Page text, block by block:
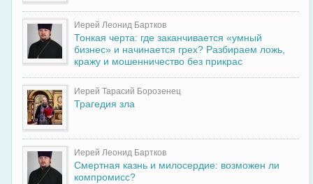
Иерей Леонид Бартков
Тонкая черта: где заканчивается «умный
бизнес» и начинается грех? Разбираем ложь,
кражу и мошенничество без прикрас
Иерей Тарасий Борозенец
Трагедия зла
Иерей Леонид Бартков
Смертная казнь и милосердие: возможен ли
компромисс?